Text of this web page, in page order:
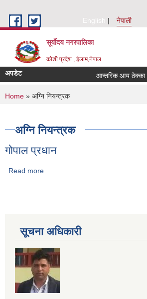
English
नेपाली
सूर्याेदय नगरपालिका
कोशी प्रदेश , ईलाम,नेपाल
अपडेट आन्तरिक आय ठेक्का
You are here
Home » अग्नि नियन्त्रक
अग्नि नियन्त्रक
गोपाल प्रधान
Read more
सूचना अधिकारी